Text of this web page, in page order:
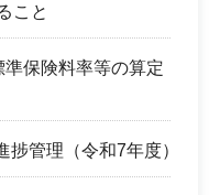
こと
保険料率等の算定
管理（令和7年度）